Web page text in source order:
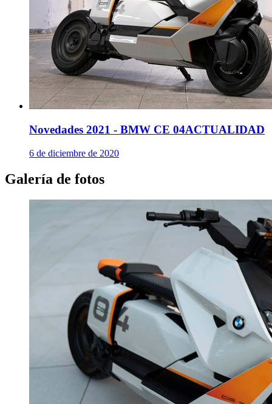
Novedades 2021 - BMW CE 04ACTUALIDAD
6 de diciembre de 2020
Galería de fotos